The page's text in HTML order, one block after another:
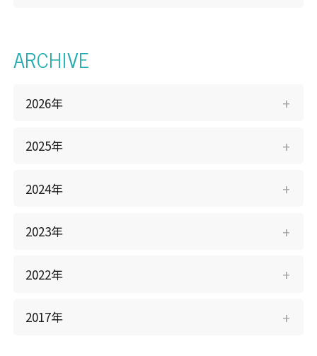
ARCHIVE
2026年
2025年
2024年
2023年
2022年
2017年